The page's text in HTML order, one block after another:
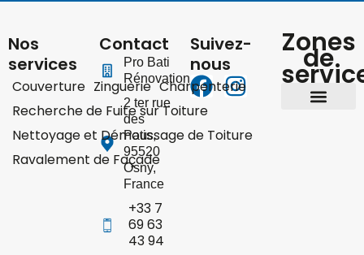
Nos
services
Couverture Zinguerie Charpenterie
Recherche de Fuite sur Toiture
Nettoyage et Démoussage de Toiture
Ravalement de Façade
Contact
Pro Bati
Rénovation
2 ter rue
des
Patis,
95520
Osny,
France
+33 7
69 63
43 94
Suivez-
nous
Zones
de